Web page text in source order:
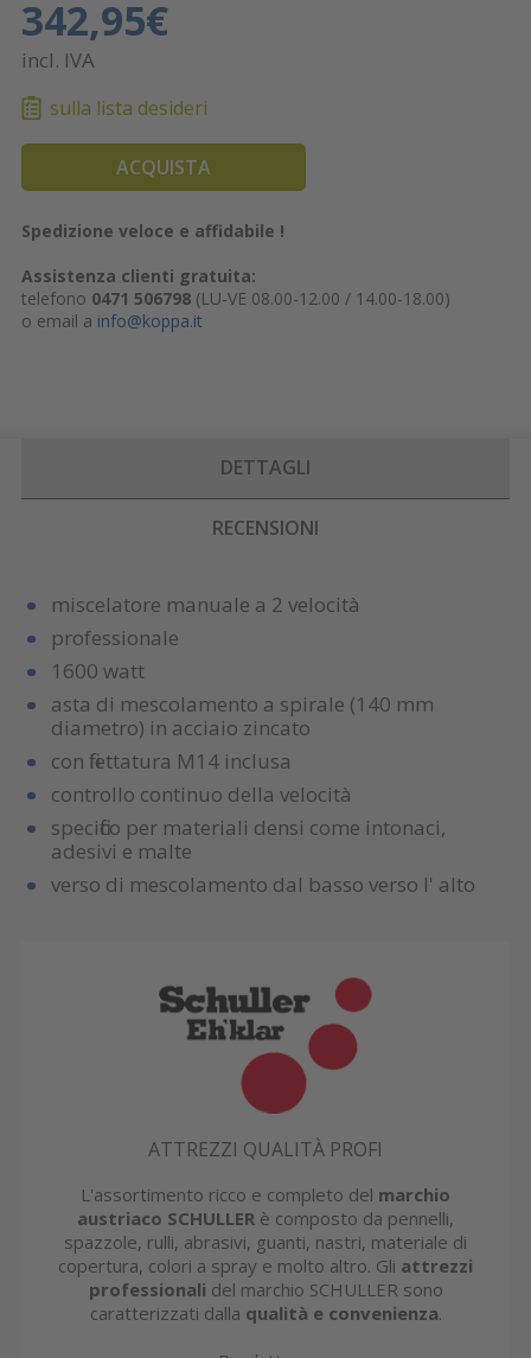
342,95€
incl. IVA
sulla lista desideri
ACQUISTA
Spedizione veloce e affidabile !
Assistenza clienti gratuita:
telefono 0471 506798(LU-VE 08.00-12.00 / 14.00-18.00)
o email a info@koppa.it
DETTAGLI
RECENSIONI
miscelatore manuale a 2 velocità
professionale
1600 watt
asta di mescolamento a spirale (140 mm
diametro) in acciaio zincato
con filettatura M14 inclusa
controllo continuo della velocità
specifico per materiali densi come intonaci,
adesivi e malte
verso di mescolamento dal basso verso l' alto
ATTREZZI QUALITÀ PROFI
L'assortimento ricco e completo del marchio
austriaco SCHULLER è composto da pennelli,
spazzole, rulli, abrasivi, guanti, nastri, materiale di
copertura, colori a spray e molto altro. Gli attrezzi
professionali del marchio SCHULLER sono
caratterizzati dalla qualità e convenienza.